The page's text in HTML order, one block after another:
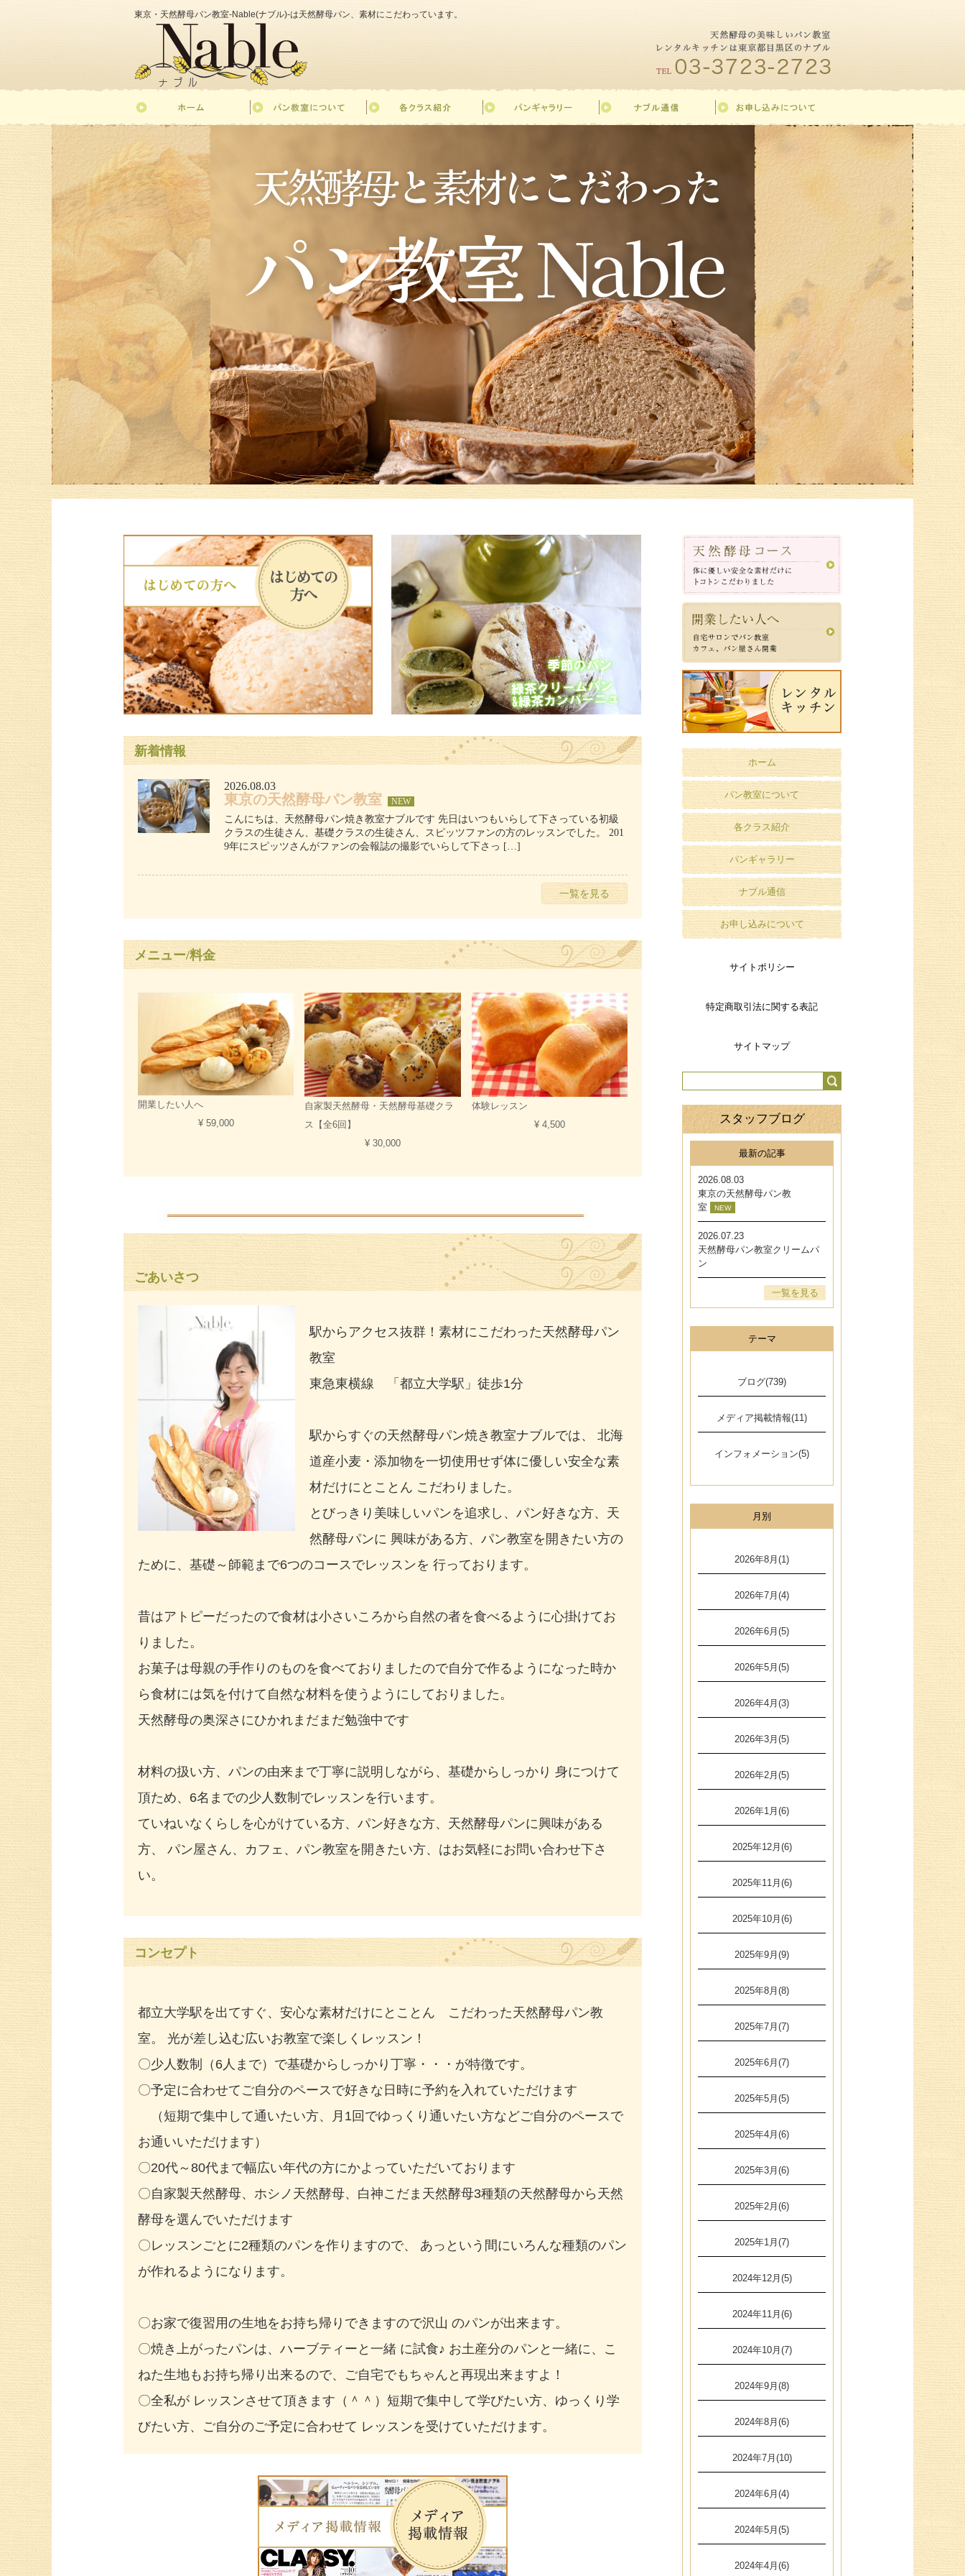
東京・天然酵母パン教室-Nable(ナブル)-は天然酵母パン、素材にこだわっています。
新着情報
2026.08.03
東京の天然酵母パン教室 NEW
こんにちは、天然酵母パン焼き教室ナブルです 先日はいつもいらして下さっている初級
クラスの生徒さん、基礎クラスの生徒さん、スピッツファンの方のレッスンでした。 201
9年にスピッツさんがファンの会報誌の撮影でいらして下さっ […]
一覧を見る
メニュー/料金
開業したい人へ
¥ 59,000
自家製天然酵母・天然酵母基礎クラ
ス【全6回】
¥ 30,000
体験レッスン
¥ 4,500
ごあいさつ
駅からアクセス抜群！素材にこだわった天然酵母パン
教室
東急東横線 「都立大学駅」徒歩1分
駅からすぐの天然酵母パン焼き教室ナブルでは、 北海
道産小麦・添加物を一切使用せず体に優しい安全な素
材だけにとことん こだわりました。
とびっきり美味しいパンを追求し、パン好きな方、天
然酵母パンに 興味がある方、パン教室を開きたい方の
ために、基礎～師範まで6つのコースでレッスンを 行っております。
昔はアトピーだったので食材は小さいころから自然の者を食べるように心掛けてお
りました。
お菓子は母親の手作りのものを食べておりましたので自分で作るようになった時か
ら食材には気を付けて自然な材料を使うようにしておりました。
天然酵母の奥深さにひかれまだまだ勉強中です
材料の扱い方、パンの由来まで丁寧に説明しながら、基礎からしっかり 身につけて
頂ため、6名までの少人数制でレッスンを行います。
ていねいなくらしを心がけている方、パン好きな方、天然酵母パンに興味がある
方、 パン屋さん、カフェ、パン教室を開きたい方、はお気軽にお問い合わせ下さ
い。
コンセプト
都立大学駅を出てすぐ、安心な素材だけにとことん こだわった天然酵母パン教
室。 光が差し込む広いお教室で楽しくレッスン！
〇少人数制（6人まで）で基礎からしっかり丁寧・・・が特徴です。
〇予定に合わせてご自分のペースで好きな日時に予約を入れていただけます
（短期で集中して通いたい方、月1回でゆっくり通いたい方などご自分のペースで
お通いいただけます）
〇20代～80代まで幅広い年代の方にかよっていただいております
〇自家製天然酵母、ホシノ天然酵母、白神こだま天然酵母3種類の天然酵母から天然
酵母を選んでいただけます
〇レッスンごとに2種類のパンを作りますので、 あっという間にいろんな種類のパン
が作れるようになります。
〇お家で復習用の生地をお持ち帰りできますので沢山 のパンが出来ます。
〇焼き上がったパンは、ハーブティーと一緒 に試食♪ お土産分のパンと一緒に、こ
ねた生地もお持ち帰り出来るので、ご自宅でもちゃんと再現出来ますよ！
〇全私が レッスンさせて頂きます（＾＾）短期で集中して学びたい方、ゆっくり学
びたい方、ご自分のご予定に合わせて レッスンを受けていただけます。
ホーム
パン教室について
各クラス紹介
パンギャラリー
ナブル通信
お申し込みについて
サイトポリシー
特定商取引法に関する表記
サイトマップ
スタッフブログ
最新の記事
2026.08.03
東京の天然酵母パン教
室
NEW
2026.07.23
天然酵母パン教室クリームパ
ン
一覧を見る
テーマ
ブログ(739)
メディア掲載情報(11)
インフォメーション(5)
月別
2026年8月(1)
2026年7月(4)
2026年6月(5)
2026年5月(5)
2026年4月(3)
2026年3月(5)
2026年2月(5)
2026年1月(6)
2025年12月(6)
2025年11月(6)
2025年10月(6)
2025年9月(9)
2025年8月(8)
2025年7月(7)
2025年6月(7)
2025年5月(5)
2025年4月(6)
2025年3月(6)
2025年2月(6)
2025年1月(7)
2024年12月(5)
2024年11月(6)
2024年10月(7)
2024年9月(8)
2024年8月(6)
2024年7月(10)
2024年6月(4)
2024年5月(5)
2024年4月(6)